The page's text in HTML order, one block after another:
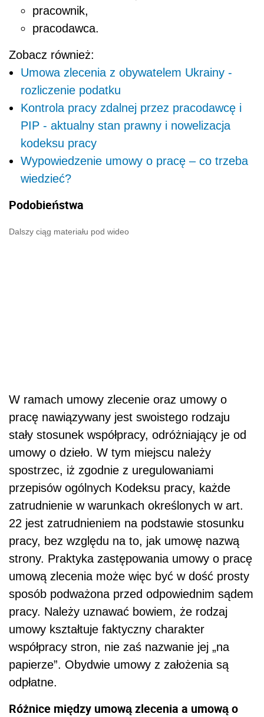
pracownik,
pracodawca.
Zobacz również:
Umowa zlecenia z obywatelem Ukrainy -
rozliczenie podatku
Kontrola pracy zdalnej przez pracodawcę i
PIP - aktualny stan prawny i nowelizacja
kodeksu pracy
Wypowiedzenie umowy o pracę – co trzeba
wiedzieć?
Podobieństwa
Dalszy ciąg materiału pod wideo
W ramach umowy zlecenie oraz umowy o
pracę nawiązywany jest swoistego rodzaju
stały stosunek współpracy, odróżniający je od
umowy o dzieło. W tym miejscu należy
spostrzec, iż zgodnie z uregulowaniami
przepisów ogólnych Kodeksu pracy, każde
zatrudnienie w warunkach określonych w art.
22 jest zatrudnieniem na podstawie stosunku
pracy, bez względu na to, jak umowę nazwą
strony. Praktyka zastępowania umowy o pracę
umową zlecenia może więc być w dość prosty
sposób podważona przed odpowiednim sądem
pracy. Należy uznawać bowiem, że rodzaj
umowy kształtuje faktyczny charakter
współpracy stron, nie zaś nazwanie jej „na
papierze”. Obydwie umowy z założenia są
odpłatne.
Różnice między umową zlecenia a umową o